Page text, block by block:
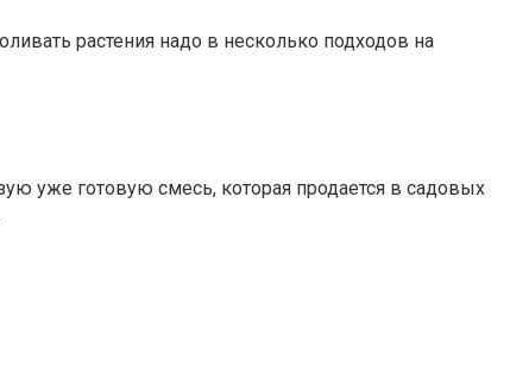
растения надо в несколько подходов на
уже готовую смесь, которая продается в садовых